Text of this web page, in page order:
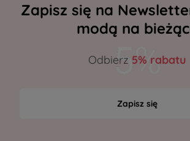
Zapisz się na
modą na
Odbierz 5% rabatu
Zapisz się